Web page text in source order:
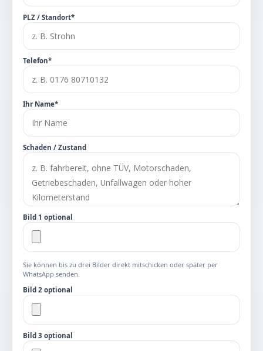
PLZ / Standort*
Telefon*
Ihr Name*
Schaden / Zustand
Bild 1 optional
Sie können bis zu drei Bilder direkt mitschicken oder später per
WhatsApp senden.
Bild 2 optional
Bild 3 optional